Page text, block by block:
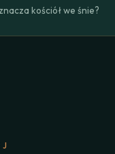
kościół we śnie?